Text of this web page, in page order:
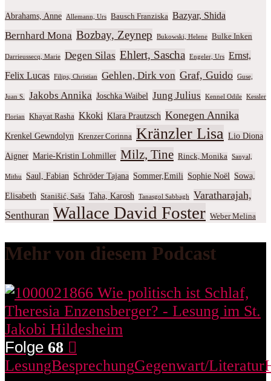
Abrahams, Anne Allemann, Urs Bausch Franziska Bazyar, Shida
Bernhard Mona Bozbay, Zeynep Bukowski, Helene Bulke Inken
Darrieussecq, Marie Degen Silas Ehlert, Sascha Engeler, Urs
Ernst,
Felix Lucas
Filips, Christian Gehlen, Dirk von Graf, Guido Guse,
Juan S. Jakobs Annika Joschka Waibel Jung Julius Kennel Odile Kessler
Florian Khayat Rasha Kkoki Klara Prautzsch Konegen Annika
Krenkel Gewndolyn Krenzer Corinna Kränzler Lisa Lio Diona
Aigner Marie-Kristin Lohmiller Milz, Tine Rinck, Monika Sanyal,
Mithu Saul, Fabian Schröder Tajana Sommer,Emili Sophie Noël Sowa,
Elisabeth Stanišić, Saša Taha, Karosh Tanasgol Sabbagh
Varatharajah,
Senthuran Wallace David Foster Weber Melina
Mehr von diesem Podcast
Folge 68
LesungBesprechungGegenwart/Literatur